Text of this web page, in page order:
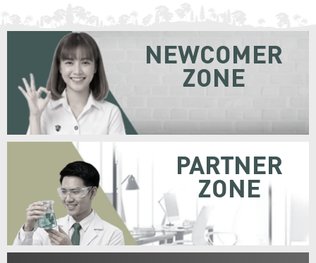
NEWCOMER
ZONE
PARTNER
ZONE